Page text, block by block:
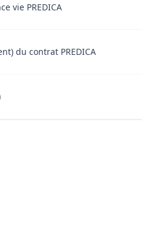
vie PREDICA
du contrat PREDICA